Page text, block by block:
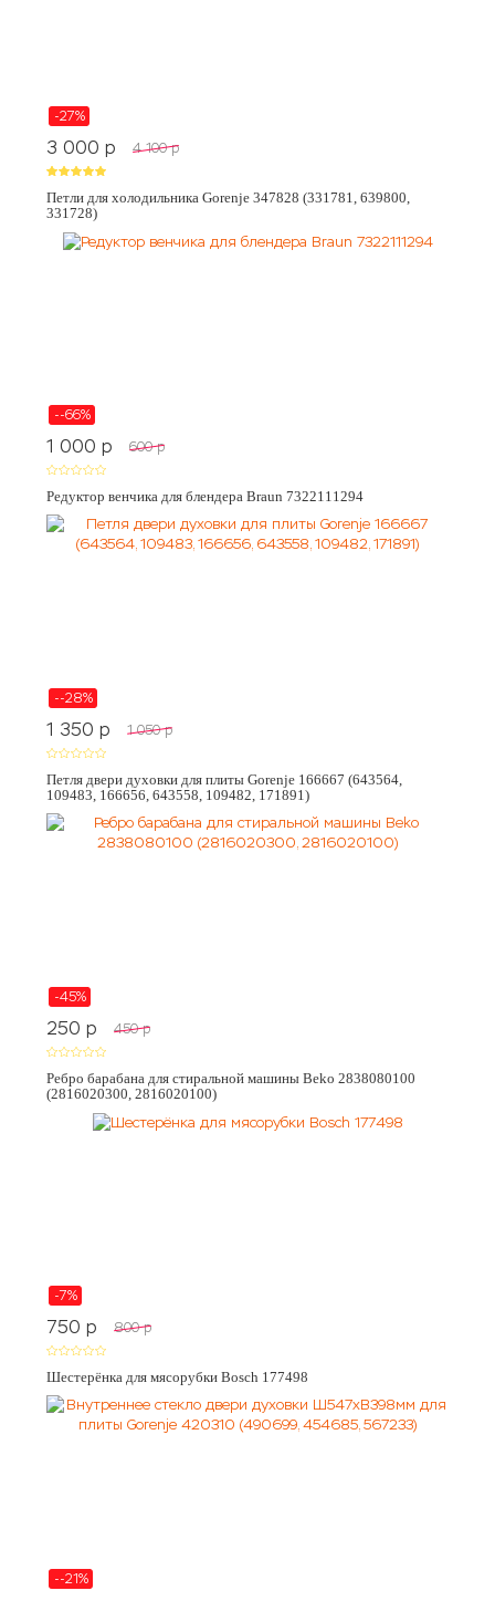
-27%
3 000 p 4 100 p
Петли для холодильника Gorenje 347828 (331781, 639800,
331728)
--66%
1 000 p 600 p
Редуктор венчика для блендера Braun 7322111294
--28%
1 350 p 1 050 p
Петля двери духовки для плиты Gorenje 166667 (643564,
109483, 166656, 643558, 109482, 171891)
-45%
250 p 450 p
Ребро барабана для стиральной машины Beko 2838080100
(2816020300, 2816020100)
-7%
750 p 800 p
Шестерёнка для мясорубки Bosch 177498
--21%